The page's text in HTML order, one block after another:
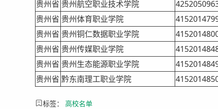
贵州省 贵州航空职业技术学院
贵州省 贵州体育职业学院
贵州省 贵州铜仁数据职业学院
贵州省 贵州传媒职业学院
贵州省 贵州生态能源职业学院
贵州省 黔东南理工职业学院
标签： 高校名单